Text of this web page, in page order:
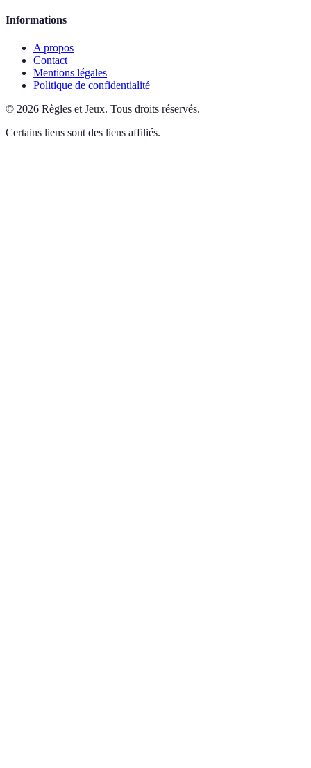
Informations
A propos
Contact
Mentions légales
Politique de confidentialité
© 2026 Règles et Jeux. Tous droits réservés.
Certains liens sont des liens affiliés.